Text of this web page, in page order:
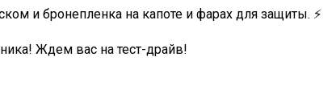
и бронепленка на капоте и фарах для защиты. ⚡
Ждем вас на тест-драйв!